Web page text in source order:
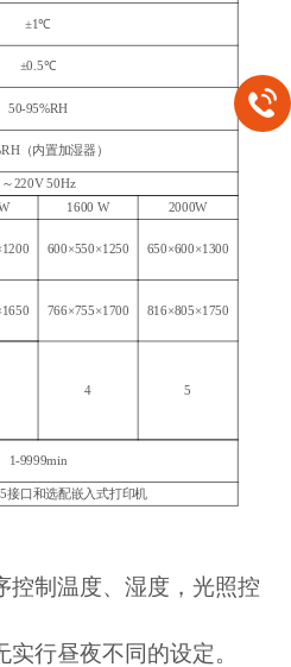
±1℃
±0.5℃
50-95%RH
（内置加湿器）
～220V 50Hz
1600 W
2000W
600×550×1250 650×600×1300
766×755×1700 816×805×1750
4 5
1-9999min
接口和选配嵌入式打印机
控制温度、湿度，光照控
行昼夜不同的设定。